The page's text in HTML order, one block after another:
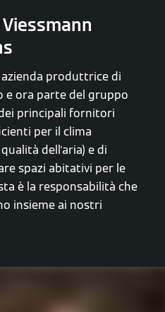
produttrice di
e ora parte del gruppo
principali fornitori
per il clima
dell'aria) e di
spazi abitativi per le
è la responsabilità che
insieme ai nostri